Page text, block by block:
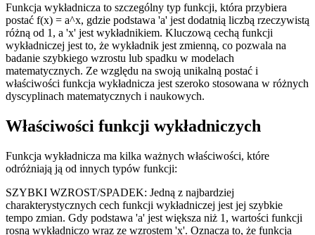
Funkcja wykładnicza to szczególny typ funkcji, która przybiera
postać f(x) = a^x, gdzie podstawa 'a' jest dodatnią liczbą rzeczywistą
różną od 1, a 'x' jest wykładnikiem. Kluczową cechą funkcji
wykładniczej jest to, że wykładnik jest zmienną, co pozwala na
badanie szybkiego wzrostu lub spadku w modelach
matematycznych. Ze względu na swoją unikalną postać i
właściwości funkcja wykładnicza jest szeroko stosowana w różnych
dyscyplinach matematycznych i naukowych.
Właściwości funkcji wykładniczych
Funkcja wykładnicza ma kilka ważnych właściwości, które
odróżniają ją od innych typów funkcji:
SZYBKI WZROST/SPADEK: Jedną z najbardziej
charakterystycznych cech funkcji wykładniczej jest jej szybkie
tempo zmian. Gdy podstawa 'a' jest większa niż 1, wartości funkcji
rosną wykładniczo wraz ze wzrostem 'x'. Oznacza to, że funkcja